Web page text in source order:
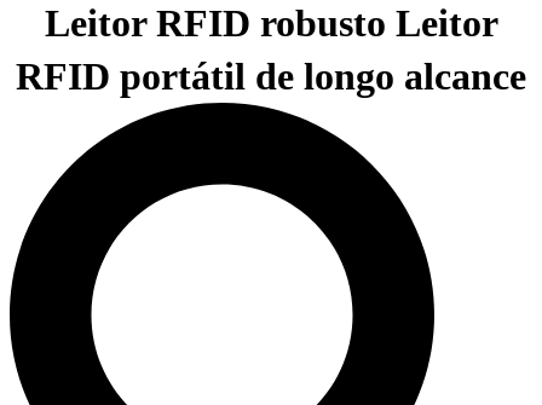
Leitor RFID robusto Leitor
RFID portátil de longo alcance